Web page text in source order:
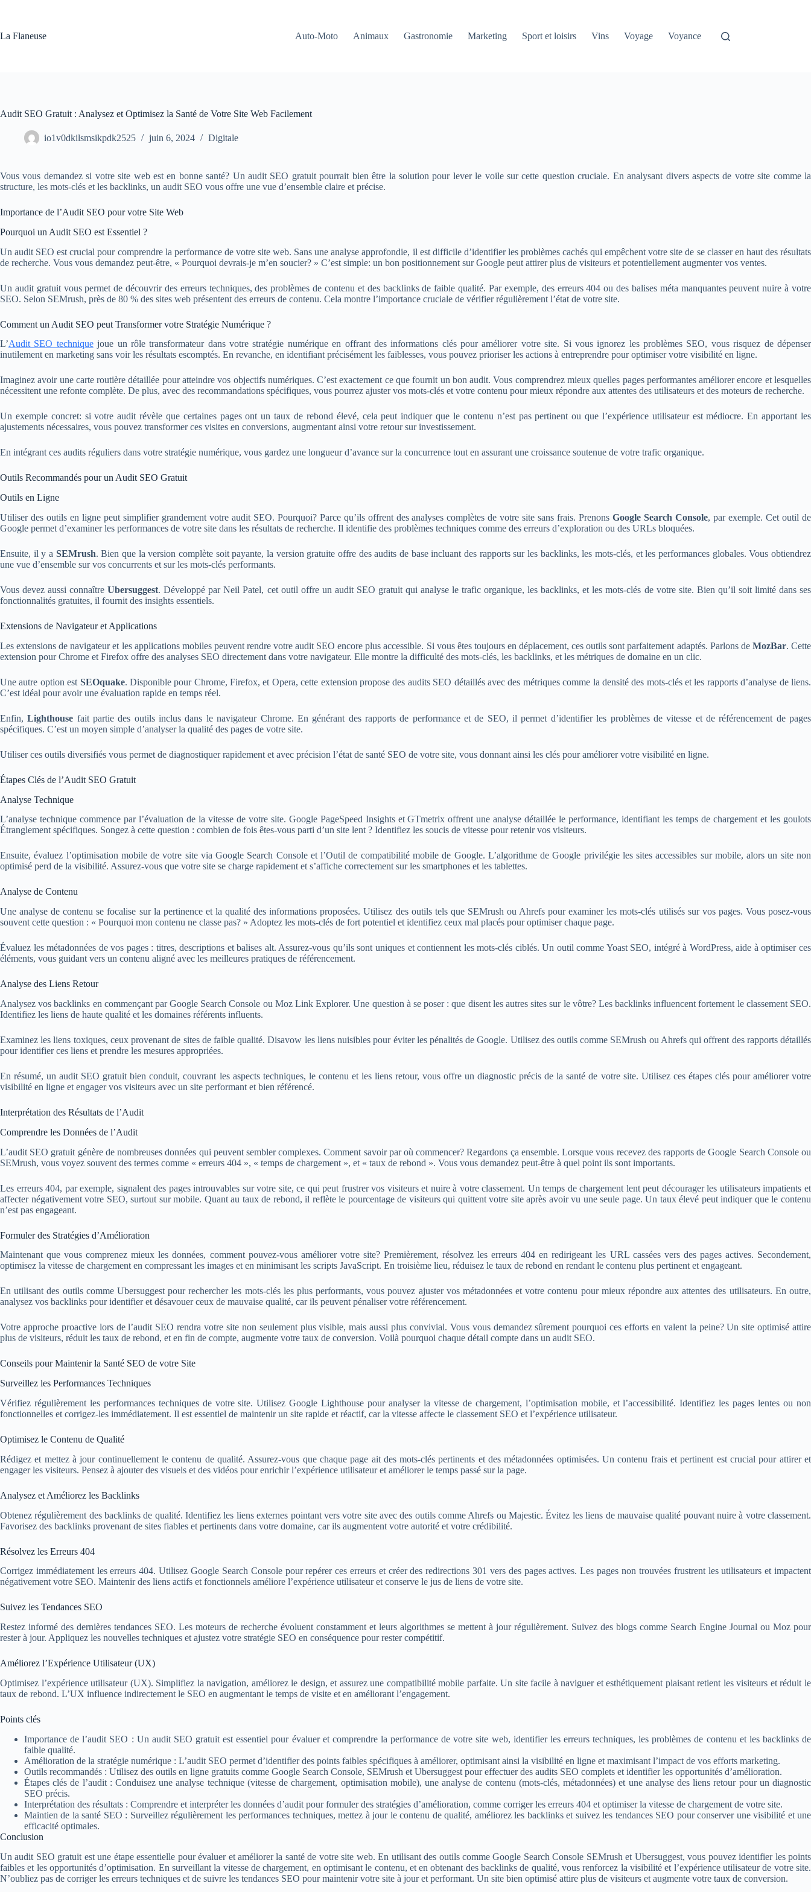
La Flaneuse
Auto-Moto Animaux Gastronomie Marketing Sport et loisirs Vins Voyage Voyance
Audit SEO Gratuit : Analysez et Optimisez la Santé de Votre Site Web Facilement
io1v0dkilsmsikpdk2525 juin 6, 2024 Digitale
Vous vous demandez si votre site web est en bonne santé? Un audit SEO gratuit pourrait bien être la solution pour lever le voile sur cette question cruciale. En analysant divers aspects de votre site comme la
structure, les mots-clés et les backlinks, un audit SEO vous offre une vue d’ensemble claire et précise.
Importance de l’Audit SEO pour votre Site Web
Pourquoi un Audit SEO est Essentiel ?
Un audit SEO est crucial pour comprendre la performance de votre site web. Sans une analyse approfondie, il est difficile d’identifier les problèmes cachés qui empêchent votre site de se classer en haut des résultats
de recherche. Vous vous demandez peut-être, « Pourquoi devrais-je m’en soucier? » C’est simple: un bon positionnement sur Google peut attirer plus de visiteurs et potentiellement augmenter vos ventes.
Un audit gratuit vous permet de découvrir des erreurs techniques, des problèmes de contenu et des backlinks de faible qualité. Par exemple, des erreurs 404 ou des balises méta manquantes peuvent nuire à votre
SEO. Selon SEMrush, près de 80 % des sites web présentent des erreurs de contenu. Cela montre l’importance cruciale de vérifier régulièrement l’état de votre site.
Comment un Audit SEO peut Transformer votre Stratégie Numérique ?
L’Audit SEO techniquejoue un rôle transformateur dans votre stratégie numérique en offrant des informations clés pour améliorer votre site. Si vous ignorez les problèmes SEO, vous risquez de dépenser
inutilement en marketing sans voir les résultats escomptés. En revanche, en identifiant précisément les faiblesses, vous pouvez prioriser les actions à entreprendre pour optimiser votre visibilité en ligne.
Imaginez avoir une carte routière détaillée pour atteindre vos objectifs numériques. C’est exactement ce que fournit un bon audit. Vous comprendrez mieux quelles pages performantes améliorer encore et lesquelles
nécessitent une refonte complète. De plus, avec des recommandations spécifiques, vous pourrez ajuster vos mots-clés et votre contenu pour mieux répondre aux attentes des utilisateurs et des moteurs de recherche.
Un exemple concret: si votre audit révèle que certaines pages ont un taux de rebond élevé, cela peut indiquer que le contenu n’est pas pertinent ou que l’expérience utilisateur est médiocre. En apportant les
ajustements nécessaires, vous pouvez transformer ces visites en conversions, augmentant ainsi votre retour sur investissement.
En intégrant ces audits réguliers dans votre stratégie numérique, vous gardez une longueur d’avance sur la concurrence tout en assurant une croissance soutenue de votre trafic organique.
Outils Recommandés pour un Audit SEO Gratuit
Outils en Ligne
Utiliser des outils en ligne peut simplifier grandement votre audit SEO. Pourquoi? Parce qu’ils offrent des analyses complètes de votre site sans frais. PrenonsGoogle Search Console, par exemple. Cet outil de
Google permet d’examiner les performances de votre site dans les résultats de recherche. Il identifie des problèmes techniques comme des erreurs d’exploration ou des URLs bloquées.
Ensuite, il y a SEMrush. Bien que la version complète soit payante, la version gratuite offre des audits de base incluant des rapports sur les backlinks, les mots-clés, et les performances globales. Vous obtiendrez
une vue d’ensemble sur vos concurrents et sur les mots-clés performants.
Vous devez aussi connaîtreUbersuggest. Développé par Neil Patel, cet outil offre un audit SEO gratuit qui analyse le trafic organique, les backlinks, et les mots-clés de votre site. Bien qu’il soit limité dans ses
fonctionnalités gratuites, il fournit des insights essentiels.
Extensions de Navigateur et Applications
Les extensions de navigateur et les applications mobiles peuvent rendre votre audit SEO encore plus accessible. Si vous êtes toujours en déplacement, ces outils sont parfaitement adaptés. Parlons de MozBar. Cette
extension pour Chrome et Firefox offre des analyses SEO directement dans votre navigateur. Elle montre la difficulté des mots-clés, les backlinks, et les métriques de domaine en un clic.
Une autre option est SEOquake. Disponible pour Chrome, Firefox, et Opera, cette extension propose des audits SEO détaillés avec des métriques comme la densité des mots-clés et les rapports d’analyse de liens.
C’est idéal pour avoir une évaluation rapide en temps réel.
Enfin,Lighthouse fait partie des outils inclus dans le navigateur Chrome. En générant des rapports de performance et de SEO, il permet d’identifier les problèmes de vitesse et de référencement de pages
spécifiques. C’est un moyen simple d’analyser la qualité des pages de votre site.
Utiliser ces outils diversifiés vous permet de diagnostiquer rapidement et avec précision l’état de santé SEO de votre site, vous donnant ainsi les clés pour améliorer votre visibilité en ligne.
Étapes Clés de l’Audit SEO Gratuit
Analyse Technique
L’analyse technique commence par l’évaluation de la vitesse de votre site. Google PageSpeed Insights et GTmetrix offrent une analyse détaillée le performance, identifiant les temps de chargement et les goulots
Étranglement spécifiques. Songez à cette question : combien de fois êtes-vous parti d’un site lent ? Identifiez les soucis de vitesse pour retenir vos visiteurs.
Ensuite, évaluez l’optimisation mobile de votre site via Google Search Console et l’Outil de compatibilité mobile de Google. L’algorithme de Google privilégie les sites accessibles sur mobile, alors un site non
optimisé perd de la visibilité. Assurez-vous que votre site se charge rapidement et s’affiche correctement sur les smartphones et les tablettes.
Analyse de Contenu
Une analyse de contenu se focalise sur la pertinence et la qualité des informations proposées. Utilisez des outils tels que SEMrush ou Ahrefs pour examiner les mots-clés utilisés sur vos pages. Vous posez-vous
souvent cette question : « Pourquoi mon contenu ne classe pas? » Adoptez les mots-clés de fort potentiel et identifiez ceux mal placés pour optimiser chaque page.
Évaluez les métadonnées de vos pages : titres, descriptions et balises alt. Assurez-vous qu’ils sont uniques et contiennent les mots-clés ciblés. Un outil comme Yoast SEO, intégré à WordPress, aide à optimiser ces
éléments, vous guidant vers un contenu aligné avec les meilleures pratiques de référencement.
Analyse des Liens Retour
Analysez vos backlinks en commençant par Google Search Console ou Moz Link Explorer. Une question à se poser : que disent les autres sites sur le vôtre? Les backlinks influencent fortement le classement SEO.
Identifiez les liens de haute qualité et les domaines référents influents.
Examinez les liens toxiques, ceux provenant de sites de faible qualité. Disavow les liens nuisibles pour éviter les pénalités de Google. Utilisez des outils comme SEMrush ou Ahrefs qui offrent des rapports détaillés
pour identifier ces liens et prendre les mesures appropriées.
En résumé, un audit SEO gratuit bien conduit, couvrant les aspects techniques, le contenu et les liens retour, vous offre un diagnostic précis de la santé de votre site. Utilisez ces étapes clés pour améliorer votre
visibilité en ligne et engager vos visiteurs avec un site performant et bien référencé.
Interprétation des Résultats de l’Audit
Comprendre les Données de l’Audit
L’audit SEO gratuit génère de nombreuses données qui peuvent sembler complexes. Comment savoir par où commencer? Regardons ça ensemble. Lorsque vous recevez des rapports de Google Search Console ou
SEMrush, vous voyez souvent des termes comme « erreurs 404 », « temps de chargement », et « taux de rebond ». Vous vous demandez peut-être à quel point ils sont importants.
Les erreurs 404, par exemple, signalent des pages introuvables sur votre site, ce qui peut frustrer vos visiteurs et nuire à votre classement. Un temps de chargement lent peut décourager les utilisateurs impatients et
affecter négativement votre SEO, surtout sur mobile. Quant au taux de rebond, il reflète le pourcentage de visiteurs qui quittent votre site après avoir vu une seule page. Un taux élevé peut indiquer que le contenu
n’est pas engageant.
Formuler des Stratégies d’Amélioration
Maintenant que vous comprenez mieux les données, comment pouvez-vous améliorer votre site? Premièrement, résolvez les erreurs 404 en redirigeant les URL cassées vers des pages actives. Secondement,
optimisez la vitesse de chargement en compressant les images et en minimisant les scripts JavaScript. En troisième lieu, réduisez le taux de rebond en rendant le contenu plus pertinent et engageant.
En utilisant des outils comme Ubersuggest pour rechercher les mots-clés les plus performants, vous pouvez ajuster vos métadonnées et votre contenu pour mieux répondre aux attentes des utilisateurs. En outre,
analysez vos backlinks pour identifier et désavouer ceux de mauvaise qualité, car ils peuvent pénaliser votre référencement.
Votre approche proactive lors de l’audit SEO rendra votre site non seulement plus visible, mais aussi plus convivial. Vous vous demandez sûrement pourquoi ces efforts en valent la peine? Un site optimisé attire
plus de visiteurs, réduit les taux de rebond, et en fin de compte, augmente votre taux de conversion. Voilà pourquoi chaque détail compte dans un audit SEO.
Conseils pour Maintenir la Santé SEO de votre Site
Surveillez les Performances Techniques
Vérifiez régulièrement les performances techniques de votre site. Utilisez Google Lighthouse pour analyser la vitesse de chargement, l’optimisation mobile, et l’accessibilité. Identifiez les pages lentes ou non
fonctionnelles et corrigez-les immédiatement. Il est essentiel de maintenir un site rapide et réactif, car la vitesse affecte le classement SEO et l’expérience utilisateur.
Optimisez le Contenu de Qualité
Rédigez et mettez à jour continuellement le contenu de qualité. Assurez-vous que chaque page ait des mots-clés pertinents et des métadonnées optimisées. Un contenu frais et pertinent est crucial pour attirer et
engager les visiteurs. Pensez à ajouter des visuels et des vidéos pour enrichir l’expérience utilisateur et améliorer le temps passé sur la page.
Analysez et Améliorez les Backlinks
Obtenez régulièrement des backlinks de qualité. Identifiez les liens externes pointant vers votre site avec des outils comme Ahrefs ou Majestic. Évitez les liens de mauvaise qualité pouvant nuire à votre classement.
Favorisez des backlinks provenant de sites fiables et pertinents dans votre domaine, car ils augmentent votre autorité et votre crédibilité.
Résolvez les Erreurs 404
Corrigez immédiatement les erreurs 404. Utilisez Google Search Console pour repérer ces erreurs et créer des redirections 301 vers des pages actives. Les pages non trouvées frustrent les utilisateurs et impactent
négativement votre SEO. Maintenir des liens actifs et fonctionnels améliore l’expérience utilisateur et conserve le jus de liens de votre site.
Suivez les Tendances SEO
Restez informé des dernières tendances SEO. Les moteurs de recherche évoluent constamment et leurs algorithmes se mettent à jour régulièrement. Suivez des blogs comme Search Engine Journal ou Moz pour
rester à jour. Appliquez les nouvelles techniques et ajustez votre stratégie SEO en conséquence pour rester compétitif.
Améliorez l’Expérience Utilisateur (UX)
Optimisez l’expérience utilisateur (UX). Simplifiez la navigation, améliorez le design, et assurez une compatibilité mobile parfaite. Un site facile à naviguer et esthétiquement plaisant retient les visiteurs et réduit le
taux de rebond. L’UX influence indirectement le SEO en augmentant le temps de visite et en améliorant l’engagement.
Points clés
Importance de l’audit SEO : Un audit SEO gratuit est essentiel pour évaluer et comprendre la performance de votre site web, identifier les erreurs techniques, les problèmes de contenu et les backlinks de
faible qualité.
Amélioration de la stratégie numérique : L’audit SEO permet d’identifier des points faibles spécifiques à améliorer, optimisant ainsi la visibilité en ligne et maximisant l’impact de vos efforts marketing.
Outils recommandés : Utilisez des outils en ligne gratuits comme Google Search Console, SEMrush et Ubersuggest pour effectuer des audits SEO complets et identifier les opportunités d’amélioration.
Étapes clés de l’audit : Conduisez une analyse technique (vitesse de chargement, optimisation mobile), une analyse de contenu (mots-clés, métadonnées) et une analyse des liens retour pour un diagnostic
SEO précis.
Interprétation des résultats : Comprendre et interpréter les données d’audit pour formuler des stratégies d’amélioration, comme corriger les erreurs 404 et optimiser la vitesse de chargement de votre site.
Maintien de la santé SEO : Surveillez régulièrement les performances techniques, mettez à jour le contenu de qualité, améliorez les backlinks et suivez les tendances SEO pour conserver une visibilité et une
efficacité optimales.
Conclusion
Un audit SEO gratuit est une étape essentielle pour évaluer et améliorer la santé de votre site web. En utilisant des outils comme Google Search Console SEMrush et Ubersuggest, vous pouvez identifier les points
faibles et les opportunités d’optimisation. En surveillant la vitesse de chargement, en optimisant le contenu, et en obtenant des backlinks de qualité, vous renforcez la visibilité et l’expérience utilisateur de votre site.
N’oubliez pas de corriger les erreurs techniques et de suivre les tendances SEO pour maintenir votre site à jour et performant. Un site bien optimisé attire plus de visiteurs et augmente votre taux de conversion.